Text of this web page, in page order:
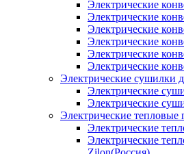
Электрические
Электрические
Электрические
Электрические
Электрические
Электрические
Электрические сушилки
Электрические
Электрические
Электрические тепловые
Электрические
Электрические